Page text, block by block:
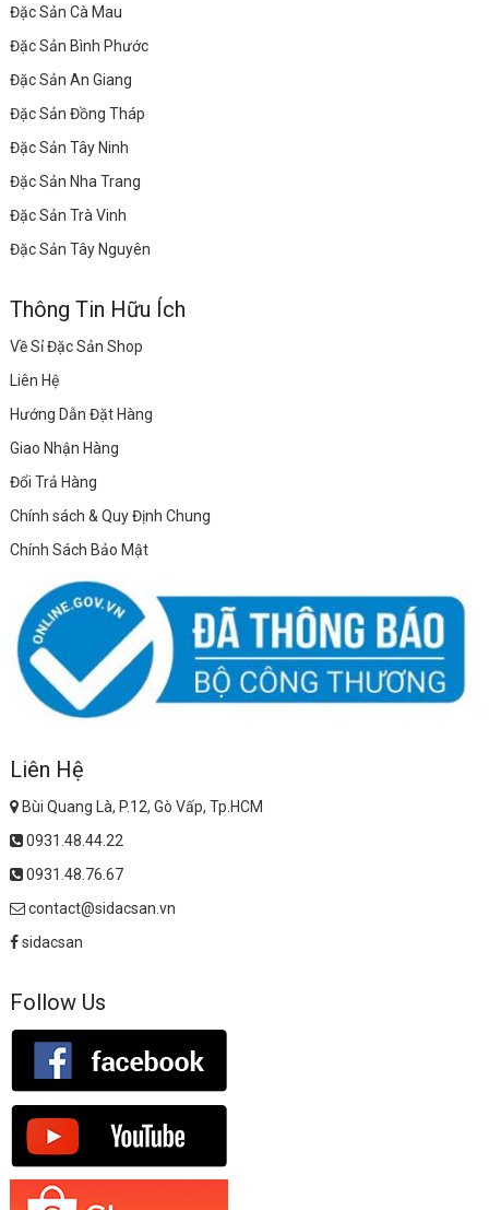
Đặc Sản Cà Mau
Đặc Sản Bình Phước
Đặc Sản An Giang
Đặc Sản Đồng Tháp
Đặc Sản Tây Ninh
Đặc Sản Nha Trang
Đặc Sản Trà Vinh
Đặc Sản Tây Nguyên
Thông Tin Hữu Ích
Về Sỉ Đặc Sản Shop
Liên Hệ
Hướng Dẫn Đặt Hàng
Giao Nhận Hàng
Đổi Trả Hàng
Chính sách & Quy Định Chung
Chính Sách Bảo Mật
Liên Hệ
Bùi Quang Là, P.12, Gò Vấp, Tp.HCM
0931.48.44.22
0931.48.76.67
contact@sidacsan.vn
sidacsan
Follow Us